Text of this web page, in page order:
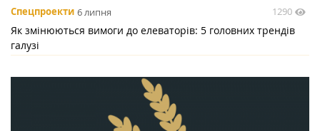
Спецпроекти 6 липня 1290
Як змінюються вимоги до елеваторів: 5 головних трендів
галузі